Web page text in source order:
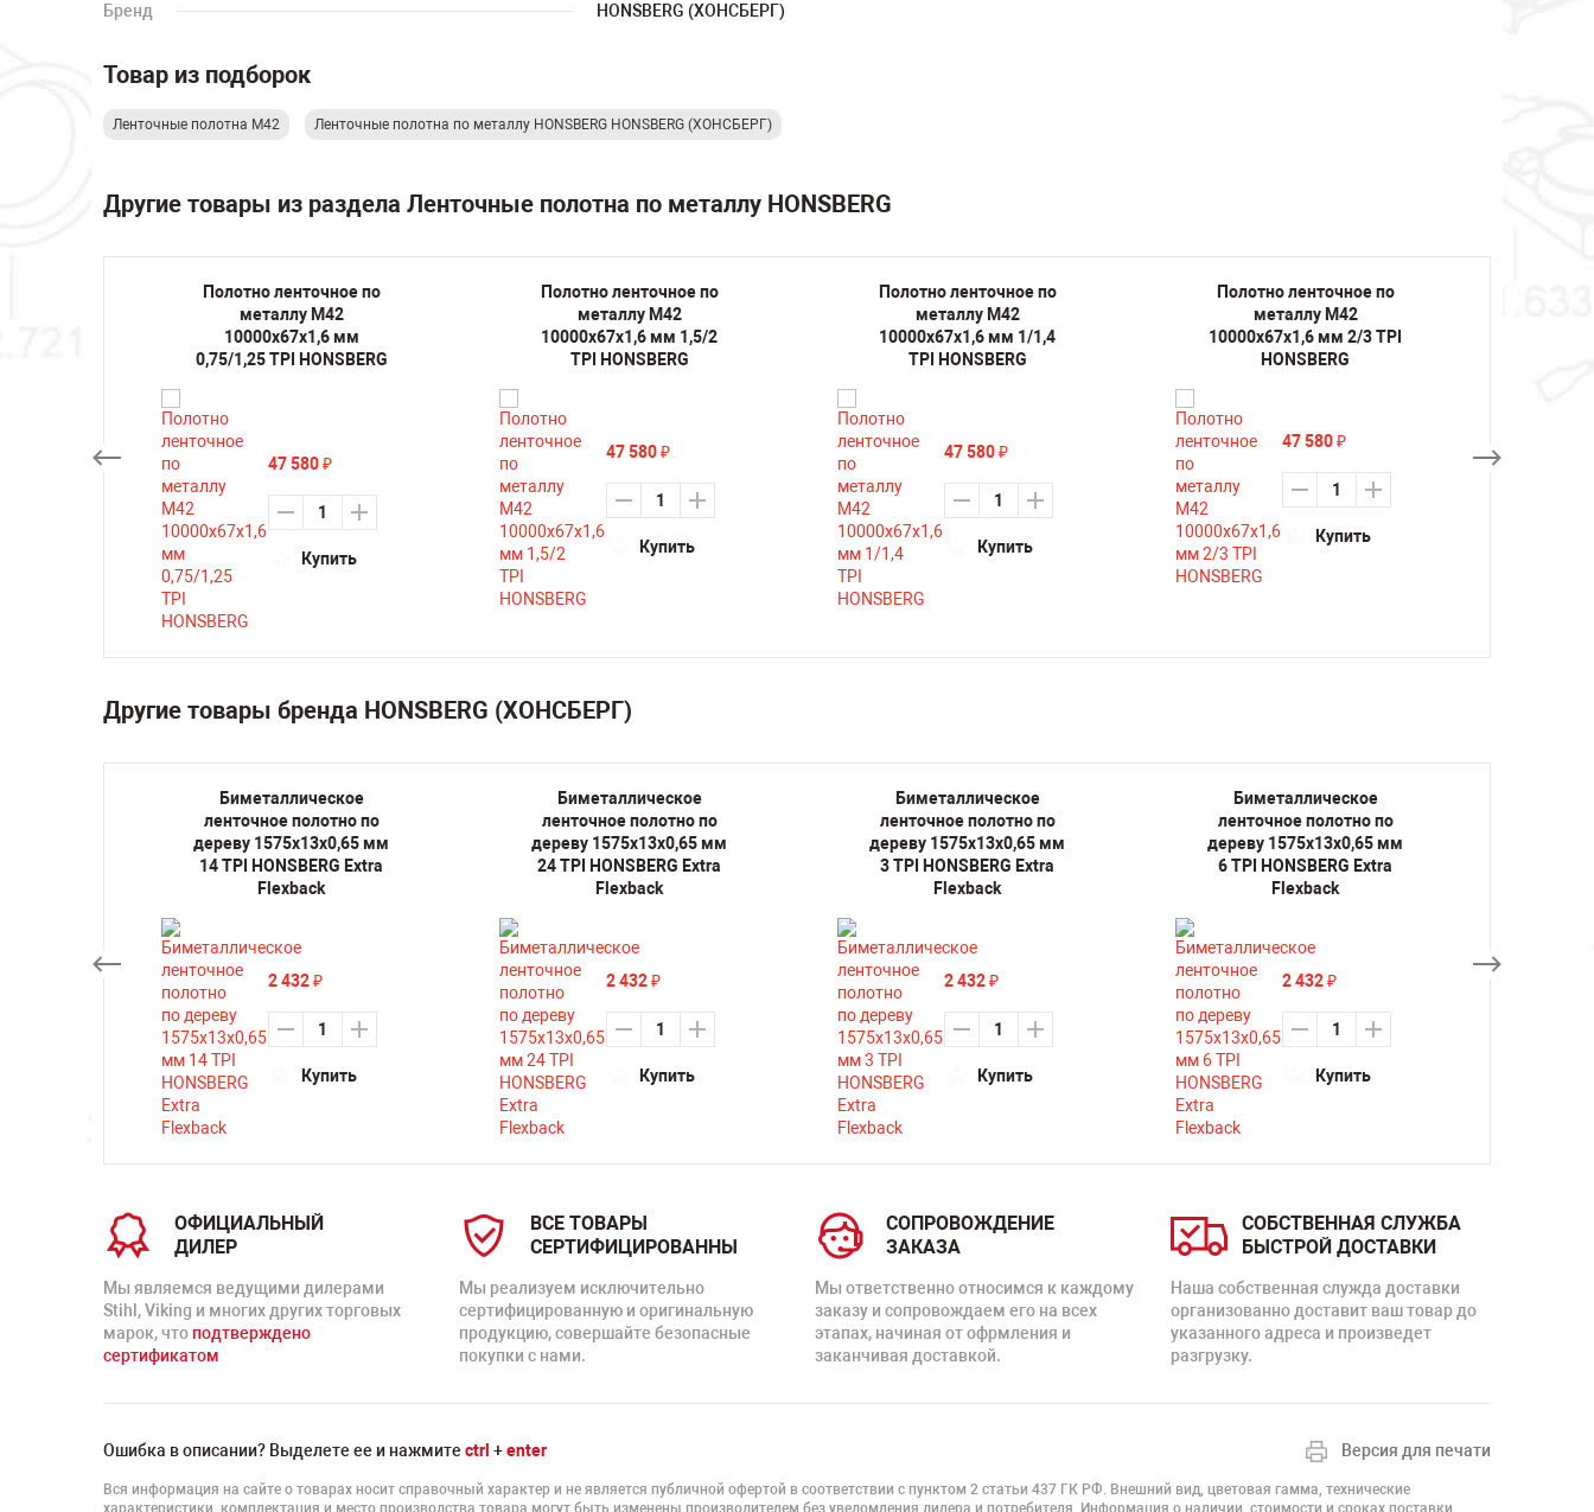
Бренд
HONSBERG (ХОНСБЕРГ)
Товар из подборок
Ленточные полотна М42 Ленточные полотна по металлу HONSBERG HONSBERG (ХОНСБЕРГ)
Другие товары из раздела Ленточные полотна по металлу HONSBERG
Полотно ленточное по
металлу M42
10000х67х1,6 мм
0,75/1,25 TPI HONSBERG
47 580 ₽
Купить
Полотно ленточное по
металлу M42
10000х67х1,6 мм 1,5/2
TPI HONSBERG
47 580 ₽
Купить
Полотно ленточное по
металлу M42
10000х67х1,6 мм 1/1,4
TPI HONSBERG
47 580 ₽
Купить
Полотно ленточное по
металлу M42
10000х67х1,6 мм 2/3 TPI
HONSBERG
47 580 ₽
Купить
Другие товары бренда HONSBERG (ХОНСБЕРГ)
Биметаллическое
ленточное полотно по
дереву 1575х13х0,65 мм
14 TPI HONSBERG Extra
Flexback
2 432 ₽
Купить
Биметаллическое
ленточное полотно по
дереву 1575х13х0,65 мм
24 TPI HONSBERG Extra
Flexback
2 432 ₽
Купить
Биметаллическое
ленточное полотно по
дереву 1575х13х0,65 мм
3 TPI HONSBERG Extra
Flexback
2 432 ₽
Купить
Биметаллическое
ленточное полотно по
дереву 1575х13х0,65 мм
6 TPI HONSBERG Extra
Flexback
2 432 ₽
Купить
ОФИЦИАЛЬНЫЙ
ДИЛЕР
Мы являемся ведущими дилерами
Stihl, Viking и многих других торговых
марок, что подтверждено
сертификатом
ВСЕ ТОВАРЫ
СЕРТИФИЦИРОВАННЫ
Мы реализуем исключительно
сертифицированную и оригинальную
продукцию, совершайте безопасные
покупки с нами.
СОПРОВОЖДЕНИЕ
ЗАКАЗА
Мы ответственно относимся к каждому
заказу и сопровождаем его на всех
этапах, начиная от офрмления и
заканчивая доставкой.
СОБСТВЕННАЯ СЛУЖБА
БЫСТРОЙ ДОСТАВКИ
Наша собственная служда доставки
организованно доставит ваш товар до
указанного адреса и произведет
разгрузку.
Ошибка в описании? Выделете ее и нажмите ctrl +enter Версия для печати
Вся информация на сайте о товарах носит справочный характер и не является публичной офертой в соответствии с пунктом 2 статьи 437 ГК РФ. Внешний вид, цветовая гамма, технические
характеристики, комплектация и место производства товара могут быть изменены производителем без уведомления дилера и потребителя. Информация о наличии, стоимости и сроках поставки